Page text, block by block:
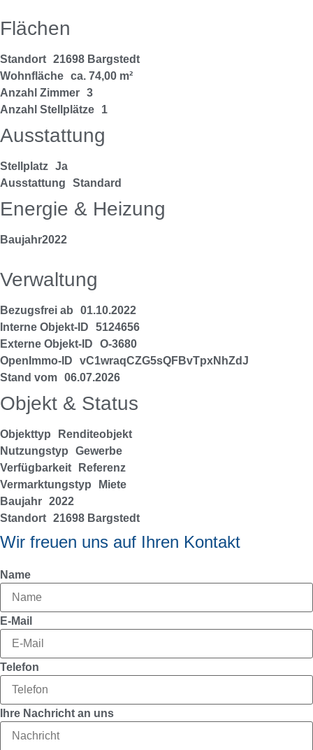
Flächen
Standort 21698 Bargstedt
Wohnfläche ca. 74,00 m²
Anzahl Zimmer 3
Anzahl Stellplätze
1
Ausstattung
Stellplatz Ja
Ausstattung
Standard
Energie & Heizung
Baujahr2022
Verwaltung
Bezugsfrei ab
01.10.2022
Interne Objekt-ID
5124656
Externe Objekt-ID
O-3680
OpenImmo-ID
vC1wraqCZG5sQFBvTpxNhZdJ
Stand vom 06.07.2026
Objekt & Status
Objekttyp
Renditeobjekt
Nutzungstyp
Gewerbe
Verfügbarkeit
Referenz
Vermarktungstyp
Miete
Baujahr 2022
Standort 21698 Bargstedt
Wir freuen uns auf Ihren Kontakt
Name
E-Mail
Telefon
Ihre Nachricht an uns